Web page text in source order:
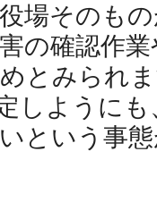
場そのも
の確認作
とみられ
しように
という事